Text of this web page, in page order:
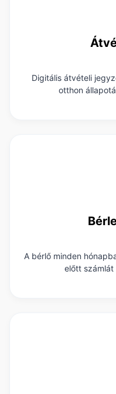
Digitális átvételi
otthon
A bérlő minden
előtt